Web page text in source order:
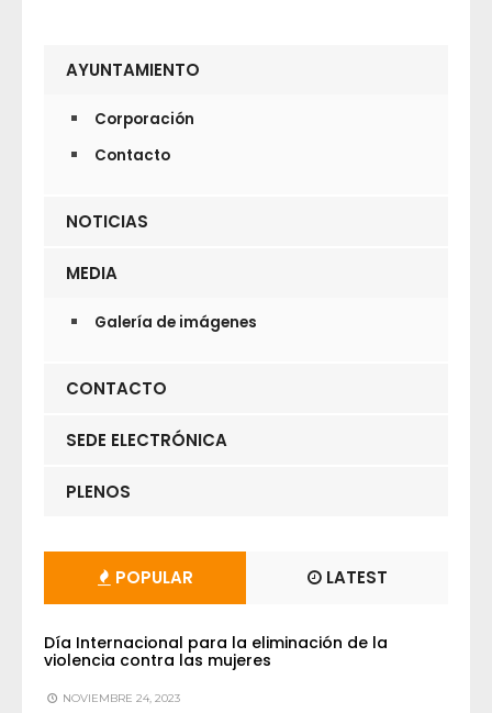
AYUNTAMIENTO
Corporación
Contacto
NOTICIAS
MEDIA
Galería de imágenes
CONTACTO
SEDE ELECTRÓNICA
PLENOS
POPULAR LATEST
Día Internacional para la eliminación de la
violencia contra las mujeres
NOVIEMBRE 24, 2023